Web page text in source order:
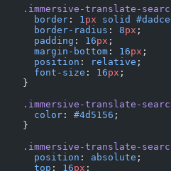
.immersive-translate-
      border
: 1px solid
      border-radius
: 8px ;
      padding
: 16px ;
      margin-bottom
: 16px ;
      position
: relative ;
      font-size
: 16px ;
    }
.immersive-translate-
      color
: #4d5156 ;
    }
.immersive-translate-
      position
: absolute ;
      top
: 16px ;